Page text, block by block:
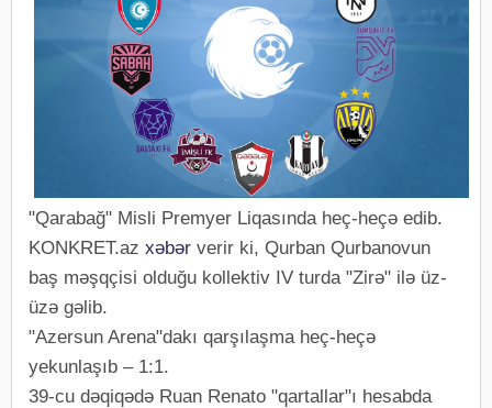
"Qarabağ" Misli Premyer Liqasında heç-heçə edib.
KONKRET.az xəbər verir ki, Qurban Qurbanovun
baş məşqçisi olduğu kollektiv IV turda "Zirə" ilə üz-
üzə gəlib.
"Azersun Arena"dakı qarşılaşma heç-heçə
yekunlaşıb – 1:1.
39-cu dəqiqədə Ruan Renato "qartallar"ı hesabda